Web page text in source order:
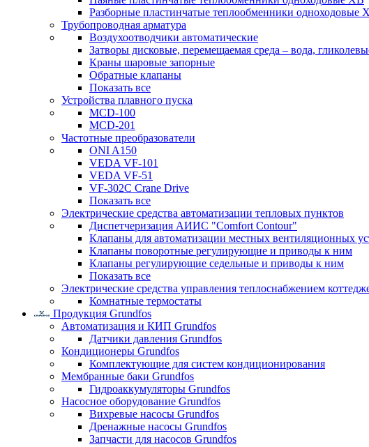
Разборные пластинчатые теплообменники одноходовые
Трубопроводная арматура
Воздухоотводчики автоматические
Затворы дисковые, перемещаемая среда – вода,
Краны шаровые запорные
Обратные клапаны
Показать все
Устройства плавного пуска
MCD-100
MCD-201
Частотные преобразователи
ONI A150
VEDA VF-101
VEDA VF-51
VF-302C Crane Drive
Показать все
Электрические средства автоматизации тепловых пунктов
Диспетчеризация АИИС "Comfort Contour"
Клапаны для автоматизации местных вентиляционных
Клапаны поворотные регулирующие и приводы к ним
Клапаны регулирующие седельные и приводы к ним
Показать все
Электрические средства управления теплоснабжением
Комнатные термостаты
Продукция Grundfos
Автоматизация и КИП Grundfos
Датчики давления Grundfos
Кондиционеры Grundfos
Комплектующие для систем кондиционирования
Мембранные баки Grundfos
Гидроаккумуляторы Grundfos
Насосное оборудование Grundfos
Вихревые насосы Grundfos
Дренажные насосы Grundfos
Запчасти для насосов Grundfos